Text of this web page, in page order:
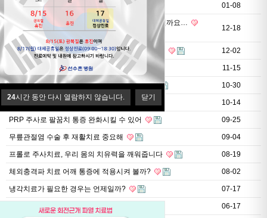
24시간 동안 다시 열람하지 않습니다. 닫기
허리 아플 때 도수치료 괜찮은가요? 01-08
발바닥 통증 있을 때, 체외충격파 치료 받으면 어떨까요…
12-18
만성적인 손목 통증에도 프롤로 주사 괜찮을까요? 12-02
냉각치료로 무릎통증 완화시킬 수 있나요? 11-15
아킬레스건에 염증이 생기면 PDRN 주사로? 10-30
도수물리운동 치료가 궁금해요. 10-14
PRP 주사로 팔꿈치 통증 완화시킬 수 있어 09-25
무릎관절염 수술 후 재활치료 중요해 09-04
프롤로 주사치료, 우리 몸의 치유력을 깨워줍니다 08-19
체외충격파 치료 어깨 통증에 적용시켜 볼까? 08-02
냉각치료가 필요한 경우는 언제일까? 07-17
PRP주사치료란? 06-17